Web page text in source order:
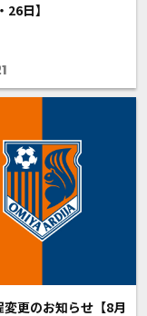
26日】
変更のお知らせ【8月